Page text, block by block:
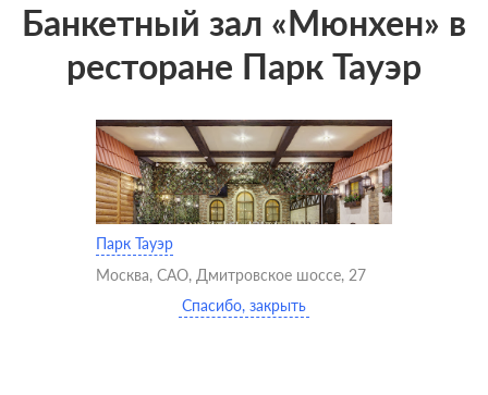
Банкетный зал «Мюнхен» в
ресторане Парк Тауэр
Парк Тауэр
Москва, САО, Дмитровское шоссе, 27
Спасибо, закрыть